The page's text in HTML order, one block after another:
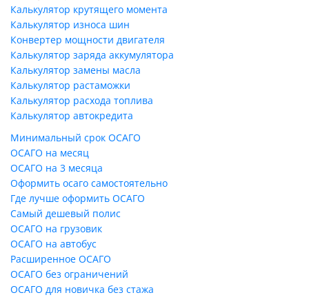
Калькулятор крутящего момента
Калькулятор износа шин
Конвертер мощности двигателя
Калькулятор заряда аккумулятора
Калькулятор замены масла
Калькулятор растаможки
Калькулятор расхода топлива
Калькулятор автокредита
Минимальный срок ОСАГО
ОСАГО на месяц
ОСАГО на 3 месяца
Оформить осаго самостоятельно
Где лучше оформить ОСАГО
Самый дешевый полис
ОСАГО на грузовик
ОСАГО на автобус
Расширенное ОСАГО
ОСАГО без ограничений
ОСАГО для новичка без стажа